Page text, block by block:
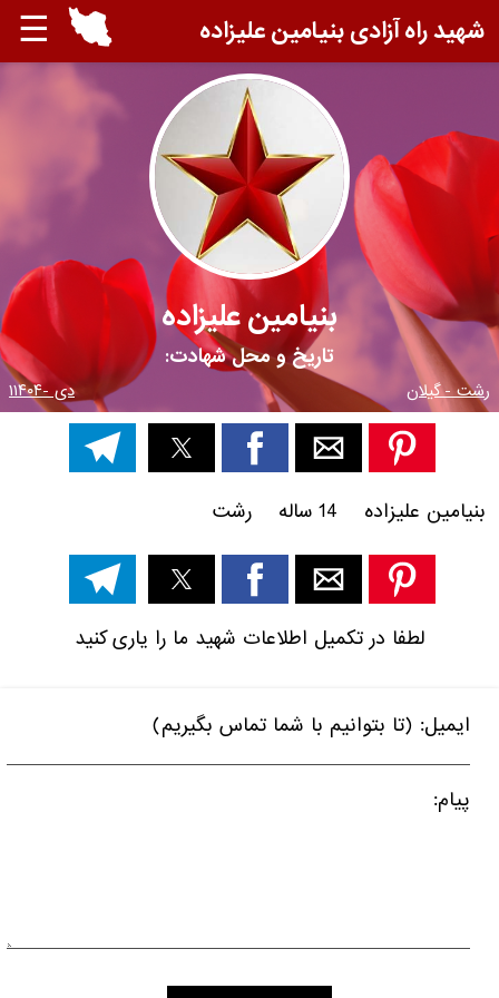
☰ شهید راه آزادی بنیامین علیزاده
بنیامین علیزاده
تاریخ و محل شهادت:
رشت - گیلان دی -۱۱۴۰۴
بنیامین علیزاده 14 ساله رشت
لطفا در تکمیل اطلاعات شهید ما را یاری کنید
ایمیل: (تا بتوانیم با شما تماس بگیریم)
پیام: